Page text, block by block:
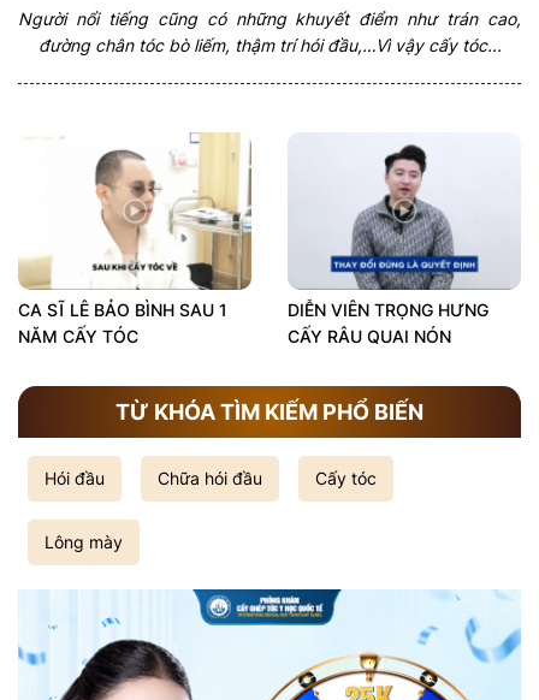
Người nổi tiếng cũng có những khuyết điểm như trán cao,
đường chân tóc bò liếm, thậm trí hói đầu,…Vì vậy cấy tóc...
CA SĨ LÊ BẢO BÌNH SAU 1
NĂM CẤY TÓC
DIỄN VIÊN TRỌNG HƯNG
CẤY RÂU QUAI NÓN
TỪ KHÓA TÌM KIẾM PHỔ BIẾN
Hói đầu Chữa hói đầu Cấy tóc
Lông mày